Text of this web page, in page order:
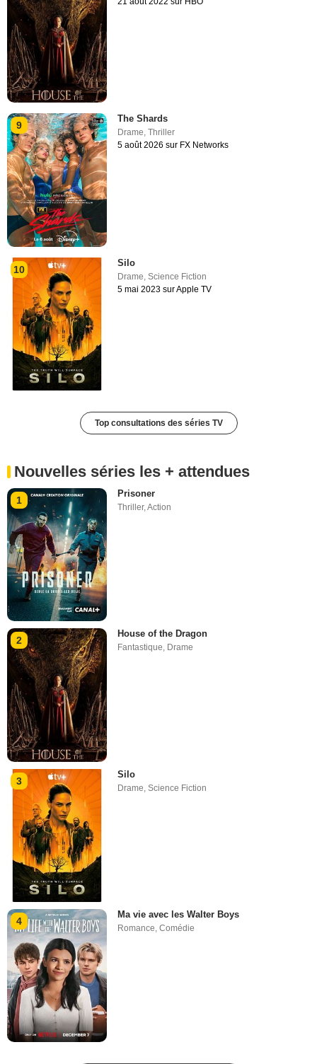
9
The Shards
Drame,Thriller
5 août 2026 sur FX Networks
10
Silo
Drame ,Science Fiction
5 mai 2023 sur Apple TV
Top consultations des séries TV
Nouvelles séries les + attendues
1
Prisoner
Thriller,Action
2
House of the Dragon
Fantastique, Drame
3
Silo
Drame ,Science Fiction
4
Ma vie avec les Walter Boys
Romance,Comédie